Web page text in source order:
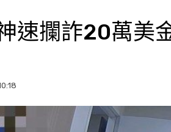
速攔詐20萬美